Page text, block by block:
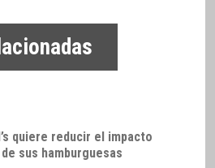
quiere reducir el impacto
sus hamburguesas